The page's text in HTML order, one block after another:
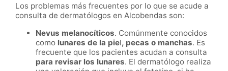
Los problemas más frecuentes por lo que se acude a
consulta de dermatólogos en Alcobendas son:
Nevus melanocíticos. Comúnmente conocidos
como lunares de la piel, pecas o manchas. Es
frecuente que los pacientes acudan a consulta
para revisar los lunares. El dermatólogo realiza